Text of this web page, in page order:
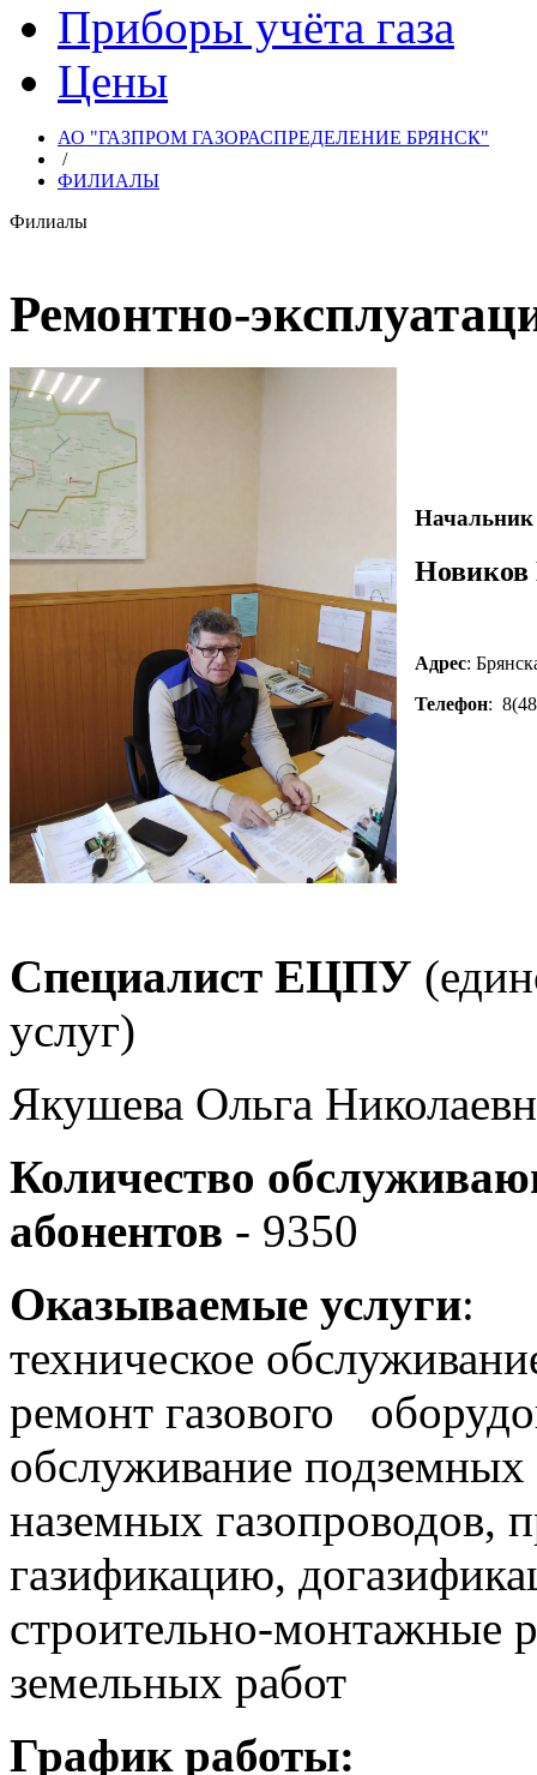
Приборы учёта газа
Цены
АО "ГАЗПРОМ ГАЗОРАСПРЕДЕЛЕНИЕ БРЯНСК"
/
ФИЛИАЛЫ
Филиалы
Ремонтно-
Начальник
Новиков
Адрес:
Телефон:
Специалист ЕЦПУ
услуг)
Якушева Ольга
Количество
абонентов - 9350
Оказываемые услуги:
техническое
ремонт газового
обслуживание подземных
наземных газопроводов,
газификацию,
строительно-монтажные
земельных работ
График работы: